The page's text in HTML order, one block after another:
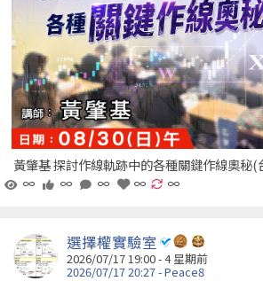
黃肇基 探討作線軌跡中的各種關鍵作線奧秘(
∞
∞ ∞ ∞ ∞
選擇權實驗室
2026/07/17 19:00 - 4 星期前
2026/07/17 20:27 - Peace8